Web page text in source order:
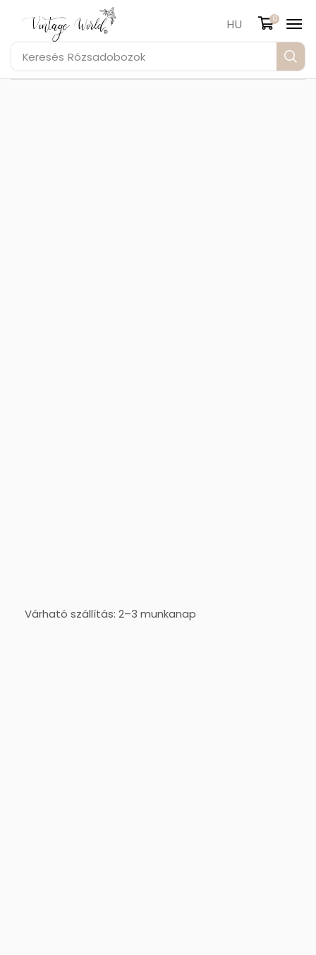
Keresés Rózsadobozok
HU 0
Várható szállítás: 2–3 munkanap